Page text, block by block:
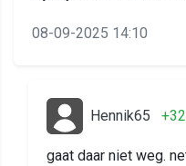
08-09-2025 14:10
Hennik65
gaat daar niet weg.